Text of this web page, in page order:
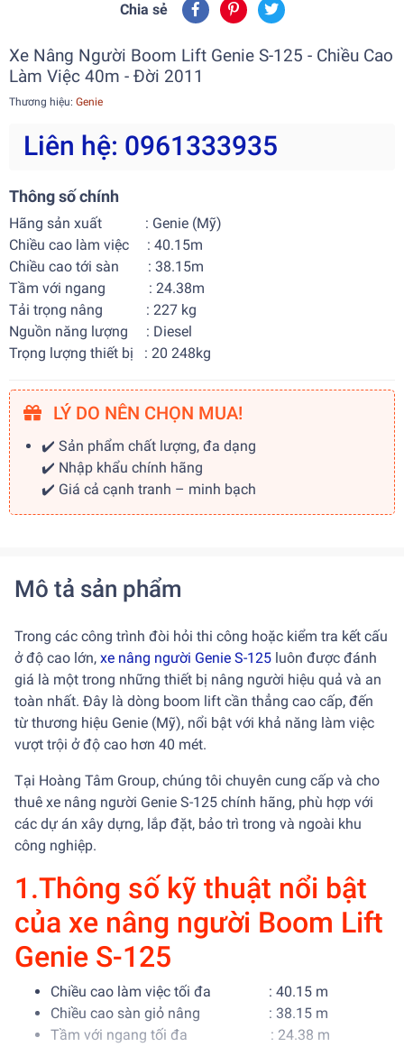
Chia sẻ
Xe Nâng Người Boom Lift Genie S-125 - Chiều Cao
Làm Việc 40m - Đời 2011
Thương hiệu: Genie
Liên hệ: 0961333935
Thông số chính
Hãng sản xuất : Genie (Mỹ)
Chiều cao làm việc : 40.15m
Chiều cao tới sàn : 38.15m
Tầm với ngang : 24.38m
Tải trọng nâng : 227 kg
Nguồn năng lượng : Diesel
Trọng lượng thiết bị : 20 248kg
LÝ DO NÊN CHỌN MUA!
✔️ Sản phẩm chất lượng, đa dạng
✔️ Nhập khẩu chính hãng
✔️ Giá cả cạnh tranh – minh bạch
Mô tả sản phẩm
Trong các công trình đòi hỏi thi công hoặc kiểm tra kết cấu
ở độ cao lớn, xe nâng người Genie S-125 luôn được đánh
giá là một trong những thiết bị nâng người hiệu quả và an
toàn nhất. Đây là dòng boom lift cần thẳng cao cấp, đến
từ thương hiệu Genie (Mỹ), nổi bật với khả năng làm việc
vượt trội ở độ cao hơn 40 mét.
Tại Hoàng Tâm Group, chúng tôi chuyên cung cấp và cho
thuê xe nâng người Genie S-125 chính hãng, phù hợp với
các dự án xây dựng, lắp đặt, bảo trì trong và ngoài khu
công nghiệp.
1.Thông số kỹ thuật nổi bật
của xe nâng người Boom Lift
Genie S-125
Chiều cao làm việc tối đa : 40.15 m
Chiều cao sàn giỏ nâng : 38.15 m
Tầm với ngang tối đa : 24.38 m